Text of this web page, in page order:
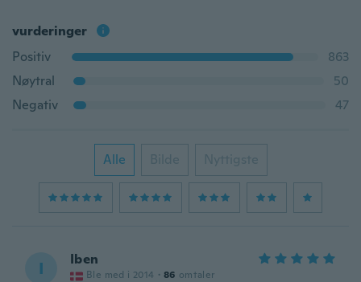
vurderinger
Positiv
863
Nøytral
50
Negativ
47
Alle Bilde Nyttigste
I Iben
Ble med i 2014 · 86 omtaler